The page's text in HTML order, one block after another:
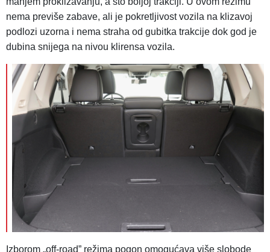
nema previše zabave, ali je pokretljivost vozila na klizavoj
podlozi uzorna i nema straha od gubitka trakcije dok god je
dubina snijega na nivou klirensa vozila.
Izborom „off-road” režima pogon omogućava više slobode